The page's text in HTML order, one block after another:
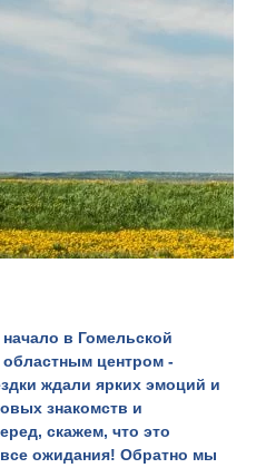
в Гомельской
областным центром -
ждали ярких эмоций и
знакомств и
скажем, что это
ожидания! Обратно мы